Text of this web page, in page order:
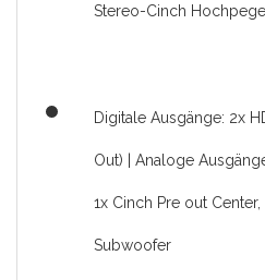
Stereo-Cinch Hochpegel
Digitale Ausgänge: 2x
Out) | Analoge
1x Cinch Pre out
Subwoofer